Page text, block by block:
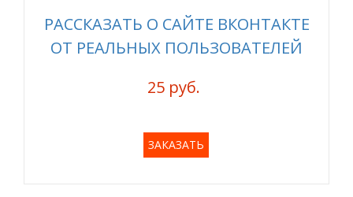
РАССКАЗАТЬ О САЙТЕ ВКОНТАКТЕ
ОТ РЕАЛЬНЫХ ПОЛЬЗОВАТЕЛЕЙ
25 руб.
ЗАКАЗАТЬ